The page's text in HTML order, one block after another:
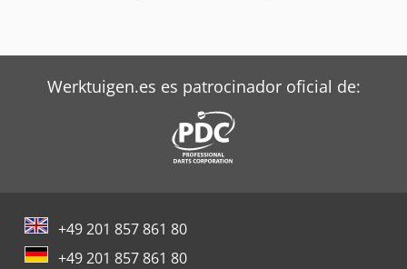
Werktuigen.es es patrocinador oficial de:
+49 201 857 861 80
+49 201 857 861 80